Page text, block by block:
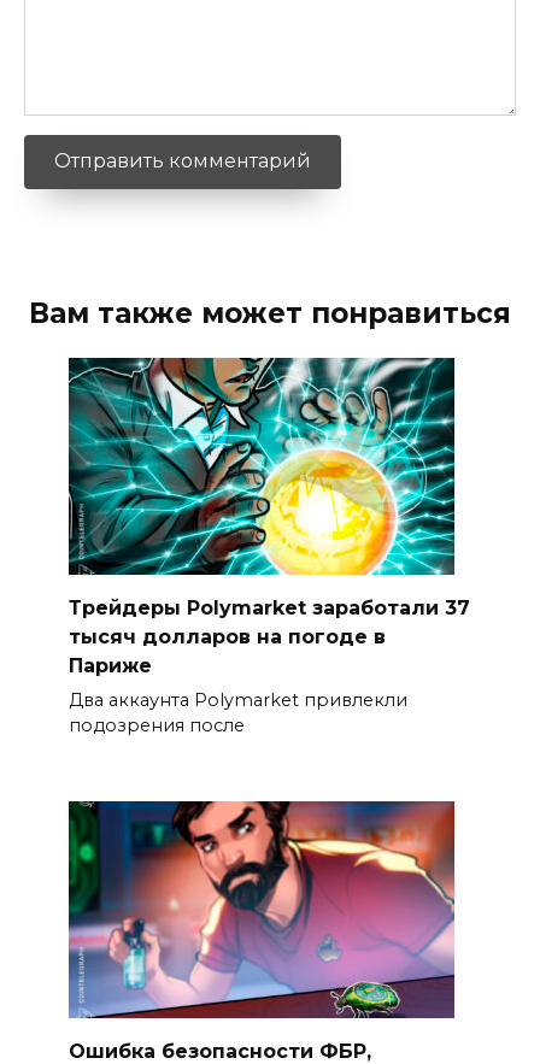
Вам также может понравиться
Трейдеры Polymarket заработали 37
тысяч долларов на погоде в
Париже
Два аккаунта Polymarket привлекли
подозрения после
Ошибка безопасности ФБР,